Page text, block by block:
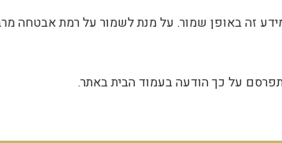
זה באופן שמור. על מנת לשמור על רמת אבטחה
תפרסם על כך הודעה בעמוד הבית באתר.